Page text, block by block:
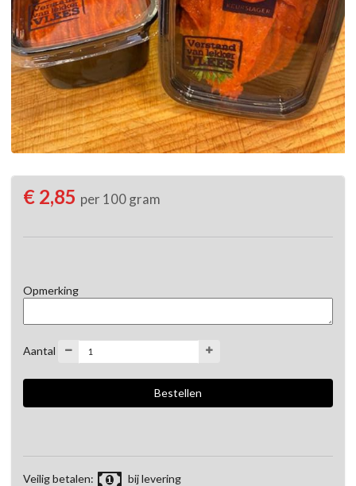
€ 2,85 per 100 gram
Opmerking
Aantal
Veilig betalen: bij levering